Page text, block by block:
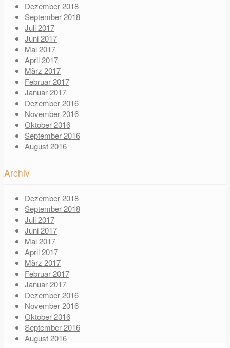
Dezember 2018
September 2018
Juli 2017
Juni 2017
Mai 2017
April 2017
März 2017
Februar 2017
Januar 2017
Dezember 2016
November 2016
Oktober 2016
September 2016
August 2016
Archiv
Dezember 2018
September 2018
Juli 2017
Juni 2017
Mai 2017
April 2017
März 2017
Februar 2017
Januar 2017
Dezember 2016
November 2016
Oktober 2016
September 2016
August 2016